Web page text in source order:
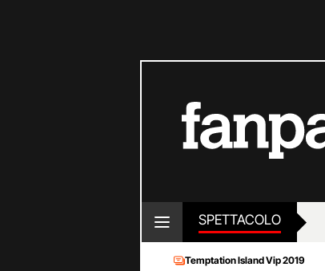
SPETTACOLO
Temptation Island Vip 2019